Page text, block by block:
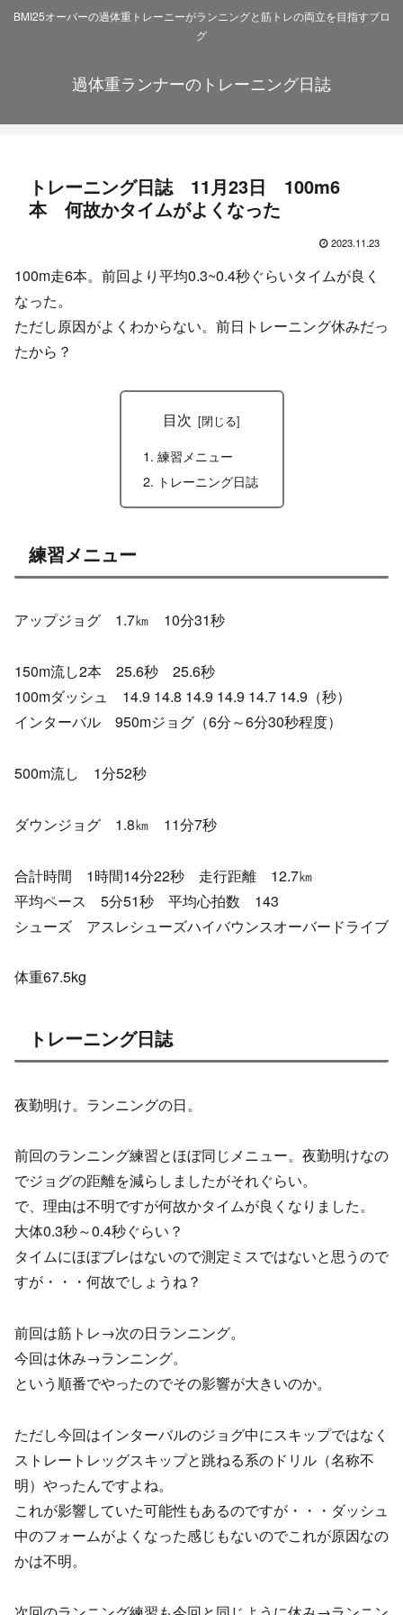
BMI25オーバーの過体重トレーニーがランニングと筋トレの両立を目指すブロ
グ
過体重ランナーのトレーニング日誌
トレーニング日誌 11月23日 100m6
本 何故かタイムがよくなった
2023.11.23
100m走6本。前回より平均0.3~0.4秒ぐらいタイムが良く
なった。
ただし原因がよくわからない。前日トレーニング休みだっ
たから？
目次
練習メニュー
トレーニング日誌
練習メニュー
アップジョグ 1.7㎞ 10分31秒
150m流し2本 25.6秒 25.6秒
100mダッシュ 14.9 14.8 14.9 14.9 14.7 14.9（秒）
インターバル 950mジョグ（6分～6分30秒程度）
500m流し 1分52秒
ダウンジョグ 1.8㎞ 11分7秒
合計時間 1時間14分22秒 走行距離 12.7㎞
平均ペース 5分51秒 平均心拍数 143
シューズ アスレシューズハイバウンスオーバードライブ
体重67.5kg
トレーニング日誌
夜勤明け。ランニングの日。
前回のランニング練習とほぼ同じメニュー。夜勤明けなの
でジョグの距離を減らしましたがそれぐらい。
で、理由は不明ですが何故かタイムが良くなりました。
大体0.3秒～0.4秒ぐらい？
タイムにほぼブレはないので測定ミスではないと思うので
すが・・・何故でしょうね？
前回は筋トレ→次の日ランニング。
今回は休み→ランニング。
という順番でやったのでその影響が大きいのか。
ただし今回はインターバルのジョグ中にスキップではなく
ストレートレッグスキップと跳ねる系のドリル（名称不
明）やったんですよね。
これが影響していた可能性もあるのですが・・・ダッシュ
中のフォームがよくなった感じもないのでこれが原因なの
かは不明。